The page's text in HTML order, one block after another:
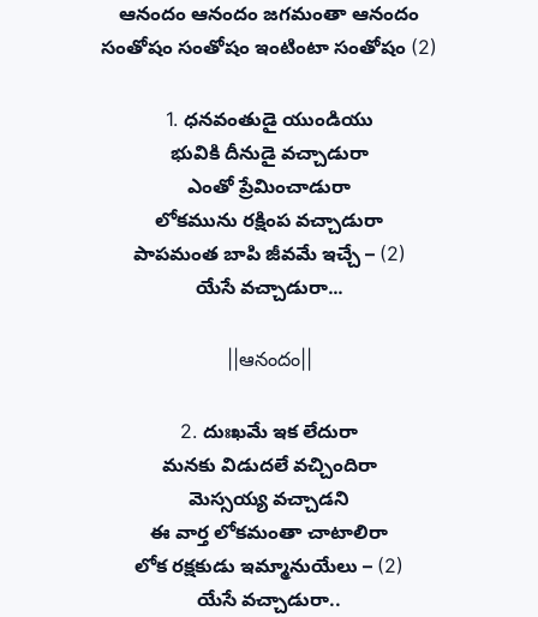
ఆనందం ఆనందం జగమంతా ఆనందం
సంతోషం సంతోషం ఇంటింటా సంతోషం (2)
1. ధనవంతుడై యుండియు
భువికి దీనుడై వచ్చాడురా
ఎంతో ప్రేమించాడురా
లోకమును రక్షింప వచ్చాడురా
పాపమంత బాపి జీవమే ఇచ్చే – (2)
యేసే వచ్చాడురా…
||ఆనందం||
2. దుఃఖమే ఇక లేదురా
మనకు విడుదలే వచ్చిందిరా
మెస్సయ్య వచ్చాడని
ఈ వార్త లోకమంతా చాటాలిరా
లోక రక్షకుడు ఇమ్మానుయేలు – (2)
యేసే వచ్చాడురా..